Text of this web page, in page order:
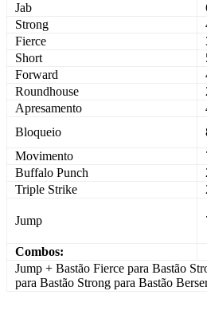
Jab
Strong
Fierce
Short
Forward
Roundhouse
Apresamento
Bloqueio
Movimento
Buffalo Punch
Triple Strike
Jump
Combos:
Jump + Bastão Fierce para Bastão
para Bastão Strong para Bastão